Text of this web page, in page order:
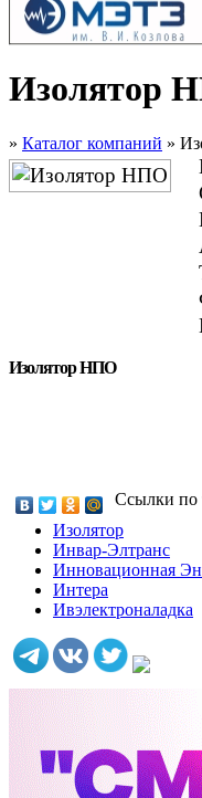
Изолятор
» Каталог компаний »
Изолятор НПО
Ссылки по
Изолятор
Инвар-Элтранс
Инновационная
Интера
Ивэлектроналадка